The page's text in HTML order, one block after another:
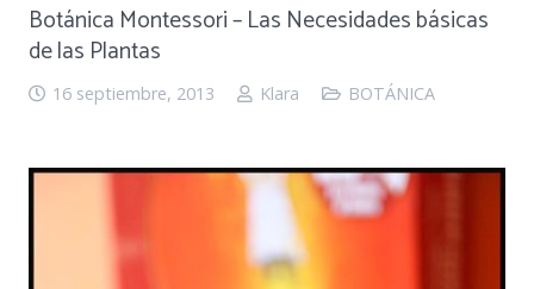
Botánica Montessori – Las Necesidades básicas
de las Plantas
16 septiembre, 2013 Klara BOTÁNICA